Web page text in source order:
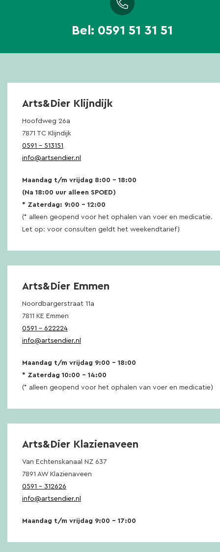
Bel: 0591 51 31 51
Arts&Dier Klijndijk
Hoofdweg 26a
7871 TC Klijndijk
0591 – 513151
info@artsendier.nl
Maandag t/m vrijdag 8:00 – 18:00
(Na 18:00 uur alleen SPOED)
* Zaterdag: 9:00 – 12:00
(* alleen geopend voor het ophalen van voer en medicatie.
Let op: voor consulten geldt het weekendtarief)
Arts&Dier Emmen
Noordbargerstraat 11a
7811 KE Emmen
0591 – 622224
info@artsendier.nl
Maandag t/m vrijdag 9:00 – 18:00
* Zaterdag 10:00 – 14:00
(* alleen geopend voor het ophalen van voer en medicatie)
Arts&Dier Klazienaveen
Van Echtenskanaal NZ 637
7891 AW Klazienaveen
0591 – 312626
info@artsendier.nl
Maandag t/m vrijdag 9:00 – 17:00